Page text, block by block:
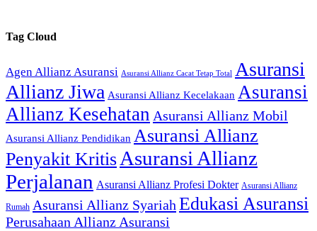
Tag Cloud
Agen Allianz Asuransi Asuransi Allianz Cacat Tetap Total
Asuransi
Allianz Jiwa Asuransi Allianz Kecelakaan Asuransi
Allianz Kesehatan Asuransi Allianz Mobil
Asuransi Allianz Pendidikan Asuransi Allianz
Penyakit Kritis Asuransi Allianz
Perjalanan Asuransi Allianz Profesi Dokter Asuransi Allianz
Rumah Asuransi Allianz Syariah Edukasi Asuransi
Perusahaan Allianz Asuransi